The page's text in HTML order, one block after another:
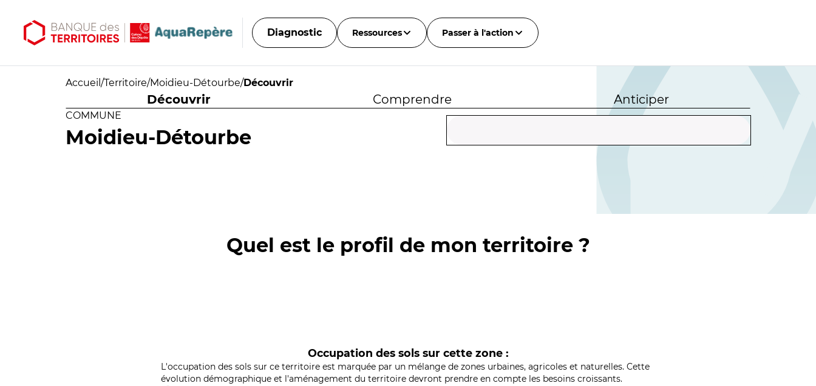
Diagnostic Ressources Passer à l'action
Accueil /Territoire/Moidieu-Détourbe/Découvrir
Découvrir Comprendre Anticiper
COMMUNE
Moidieu-Détourbe
Quel est le profil de mon territoire ?
Occupation des sols sur cette zone :
L'occupation des sols sur ce territoire est marquée par un mélange de zones urbaines, agricoles et naturelles. Cette
évolution démographique et l'aménagement du territoire devront prendre en compte les besoins croissants.